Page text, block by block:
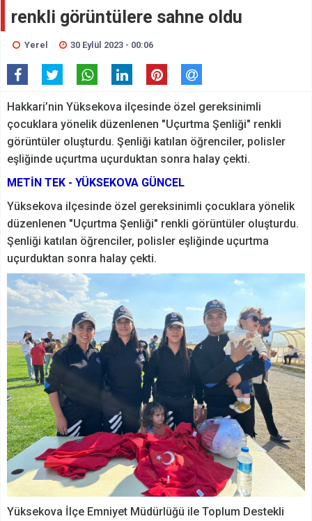
renkli görüntülere sahne oldu
Yerel 30 Eylül 2023 - 00:06
Hakkari’nin Yüksekova ilçesinde özel gereksinimli
çocuklara yönelik düzenlenen "Uçurtma Şenliği" renkli
görüntüler oluşturdu. Şenliği katılan öğrenciler, polisler
eşliğinde uçurtma uçurduktan sonra halay çekti.
METİN TEK - YÜKSEKOVA GÜNCEL
Yüksekova ilçesinde özel gereksinimli çocuklara yönelik
düzenlenen "Uçurtma Şenliği" renkli görüntüler oluşturdu.
Şenliği katılan öğrenciler, polisler eşliğinde uçurtma
uçurduktan sonra halay çekti.
Yüksekova İlçe Emniyet Müdürlüğü ile Toplum Destekli